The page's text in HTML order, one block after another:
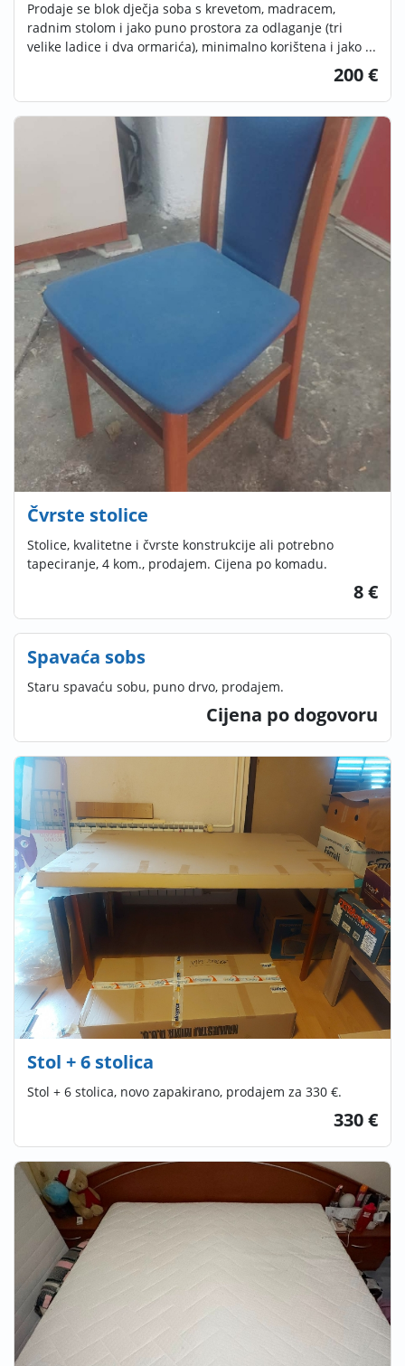
Prodaje se blok dječja soba s krevetom, madracem,
radnim stolom i jako puno prostora za odlaganje (tri
velike ladice i dva ormarića), minimalno korištena i jako ...
200 €
Čvrste stolice
Stolice, kvalitetne i čvrste konstrukcije ali potrebno
tapeciranje, 4 kom., prodajem. Cijena po komadu.
8 €
Spavaća sobs
Staru spavaću sobu, puno drvo, prodajem.
Cijena po dogovoru
Stol + 6 stolica
Stol + 6 stolica, novo zapakirano, prodajem za 330 €.
330 €